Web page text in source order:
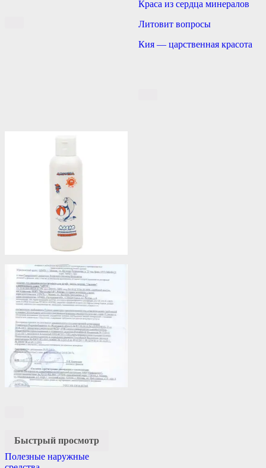
Краса из сердца минералов
Литовит вопросы
Кия — царственная красота
Быстрый просмотр
Полезные наружные